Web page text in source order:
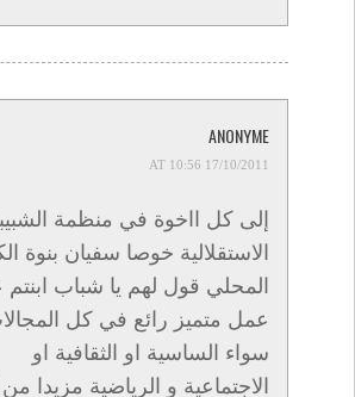
ANONYME
17/10/2011 AT 10:56
إلى كل ااخوة في منظمة
الاستقلالية خوصا سفيان بنوة
المحلي قول لهم يا شباب
عمل متميز رائع في كل
سواء الساسية او الثقافية او
الاجتماعية و الرياضية مزيدا من